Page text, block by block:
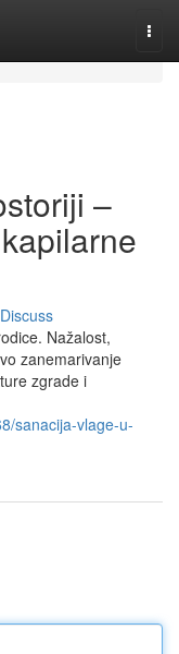
–
Discuss
Nažalost,
zanemarivanje
zgrade i
sanacija-vlage-u-